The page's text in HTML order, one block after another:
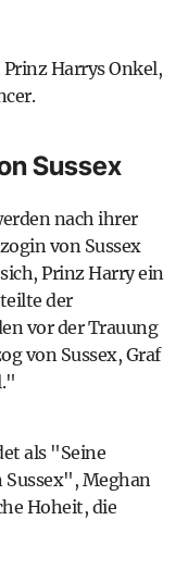
Harrys Onkel,
Sussex
nach ihrer
von Sussex
Prinz Harry ein
der
vor der Trauung
von Sussex, Graf
als "Seine
Meghan
Hoheit, die